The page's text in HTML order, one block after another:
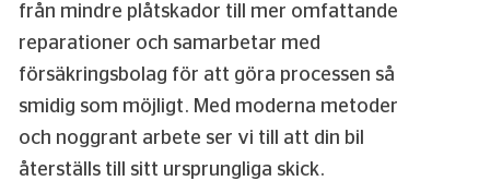
från mindre plåtskador till mer omfattande
reparationer och samarbetar med
försäkringsbolag för att göra processen så
smidig som möjligt. Med moderna metoder
och noggrant arbete ser vi till att din bil
återställs till sitt ursprungliga skick.